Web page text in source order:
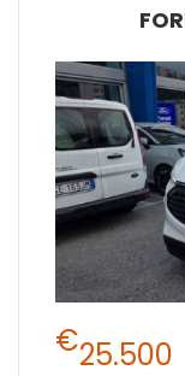
€25.500